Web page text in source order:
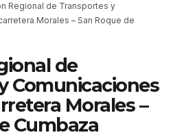
Regional de Transportes y
Morales – San Roque de
de
Comunicaciones
Morales –
Cumbaza